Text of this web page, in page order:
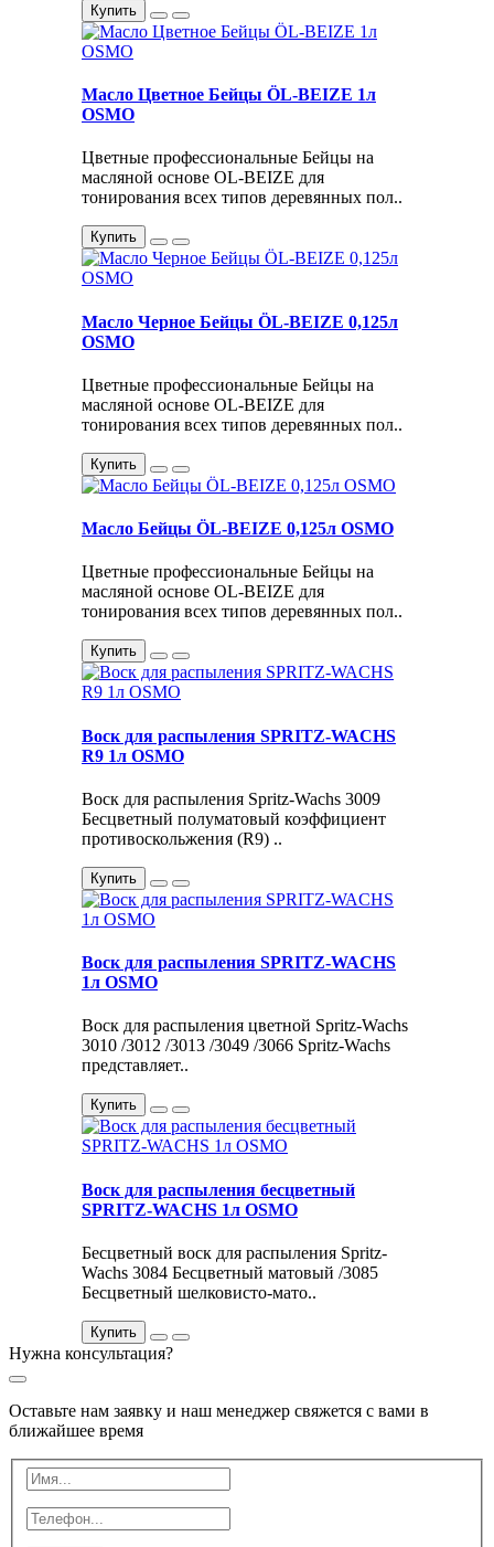
Купить
Масло Цветное Бейцы ÖL-BEIZE 1л
OSMO
Цветные профессиональные Бейцы на
масляной основе OL-BEIZE для
тонирования всех типов деревянных пол..
Купить
Масло Черное Бейцы ÖL-BEIZE 0,125л
OSMO
Цветные профессиональные Бейцы на
масляной основе OL-BEIZE для
тонирования всех типов деревянных пол..
Купить
Масло Бейцы ÖL-BEIZE 0,125л OSMO
Цветные профессиональные Бейцы на
масляной основе OL-BEIZE для
тонирования всех типов деревянных пол..
Купить
Воск для распыления SPRITZ-WACHS
R9 1л OSMO
Воск для распыления Spritz-Wachs 3009
Бесцветный полуматовый коэффициент
противоскольжения (R9) ..
Купить
Воск для распыления SPRITZ-WACHS
1л OSMO
Воск для распыления цветной Spritz-Wachs
3010 /3012 /3013 /3049 /3066 Spritz-Wachs
представляет..
Купить
Воск для распыления бесцветный
SPRITZ-WACHS 1л OSMO
Бесцветный воск для распыления Spritz-
Wachs 3084 Бесцветный матовый /3085
Бесцветный шелковисто-мато..
Купить
Нужна консультация?
Оставьте нам заявку и наш менеджер свяжется с вами в
ближайшее время